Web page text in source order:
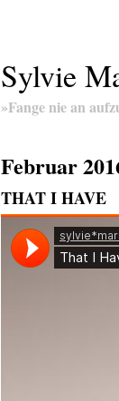
Sylvie
»Fange nie an
Februar
THAT I HAVE